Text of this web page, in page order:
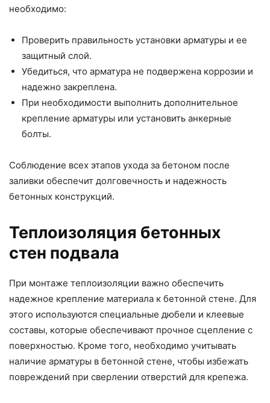
необходимо:
Проверить правильность установки арматуры и ее
защитный слой.
Убедиться, что арматура не подвержена коррозии и
надежно закреплена.
При необходимости выполнить дополнительное
крепление арматуры или установить анкерные
болты.
Соблюдение всех этапов ухода за бетоном после
заливки обеспечит долговечность и надежность
бетонных конструкций.
Теплоизоляция бетонных
стен подвала
При монтаже теплоизоляции важно обеспечить
надежное крепление материала к бетонной стене. Для
этого используются специальные дюбели и клеевые
составы, которые обеспечивают прочное сцепление с
поверхностью. Кроме того, необходимо учитывать
наличие арматуры в бетонной стене, чтобы избежать
повреждений при сверлении отверстий для крепежа.